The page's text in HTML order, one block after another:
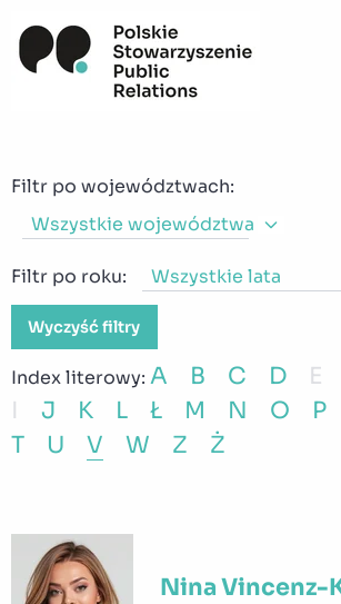
Ludzie PSPR V
Filtr po województwach:
Wszystkie województwa
Filtr po roku: Wszystkie lata
Wyczyść filtry
Index literowy: A B C D E
I
J K L Ł M N O P
T
U V W Z Ż
Nina Vincenz-